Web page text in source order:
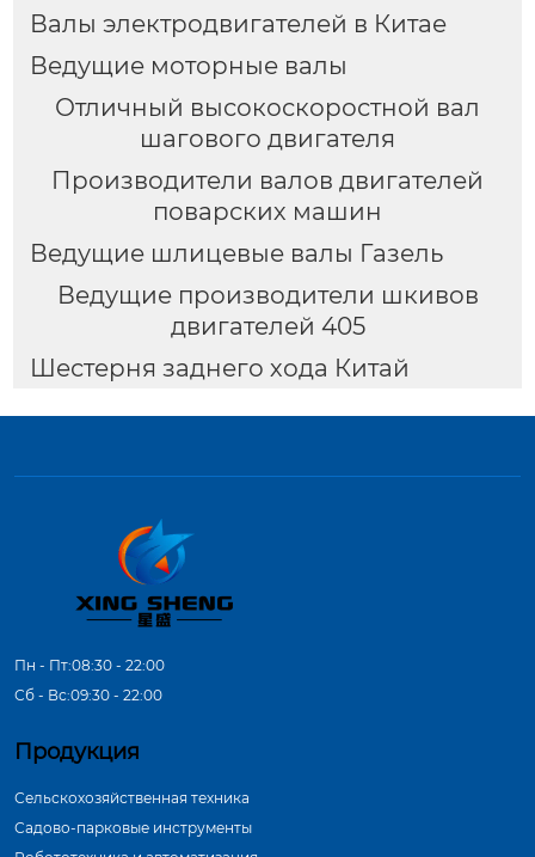
Валы электродвигателей в Китае
Ведущие моторные валы
Отличный высокоскоростной вал
шагового двигателя
Производители валов двигателей
поварских машин
Ведущие шлицевые валы Газель
Ведущие производители шкивов
двигателей 405
Шестерня заднего хода Китай
Пн - Пт:08:30 - 22:00
Сб - Вс:09:30 - 22:00
Продукция
Сельскохозяйственная техника
Садово-парковые инструменты